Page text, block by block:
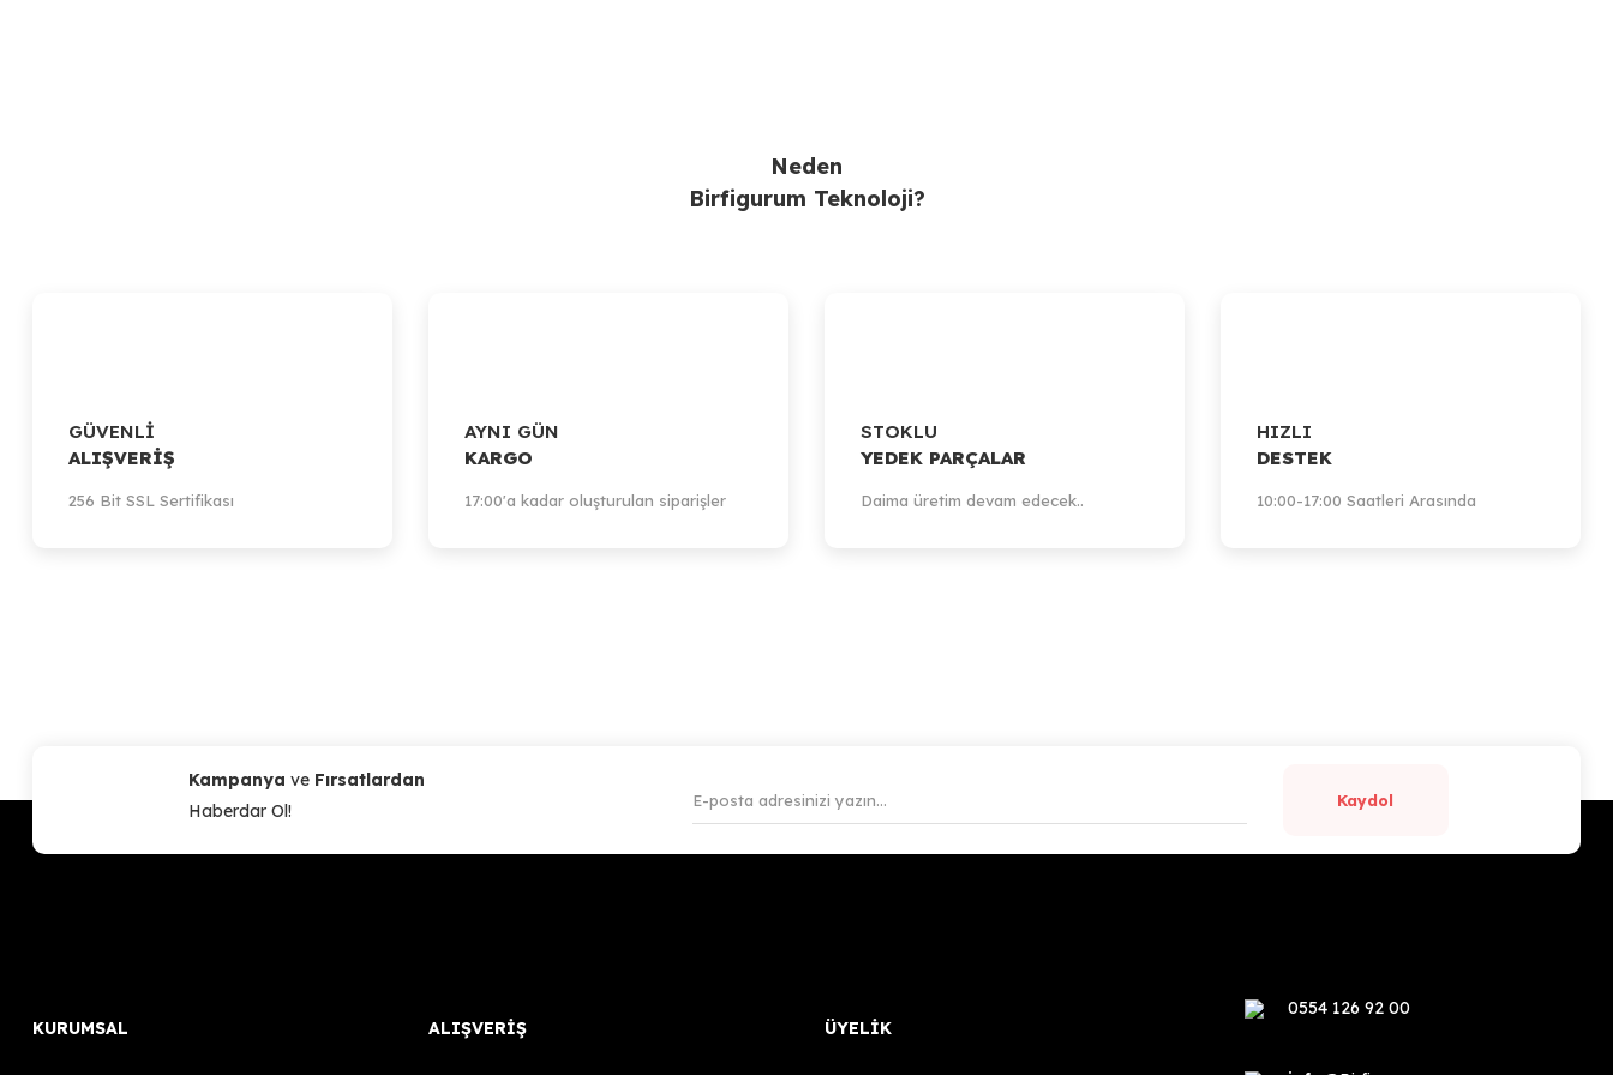
Neden
Birfigurum Teknoloji?
GÜVENLİ
ALIŞVERİŞ
256 Bit SSL Sertifikası
AYNI GÜN
KARGO
17:00'a kadar oluşturulan siparişler
STOKLU
YEDEK PARÇALAR
Daima üretim devam edecek..
HIZLI
DESTEK
10:00-17:00 Saatleri Arasında
Kampanya ve Fırsatlardan
Haberdar Ol!
Kaydol
KURUMSAL ALIŞVERİŞ ÜYELİK
0554 126 92 00